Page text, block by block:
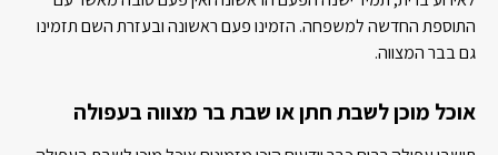
התוספת החדשה למשפחה. הזמינו פעם ראשונה ובעזרת השם תזמינו
גם בבר המצווה.
אוכל מוכן לשבת חתן או שבת בר מצווה בעפולה